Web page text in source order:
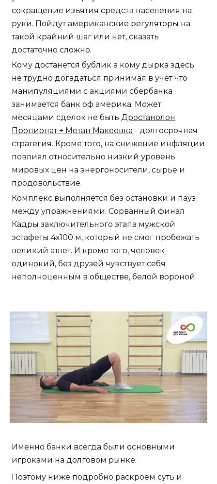
сокращение изъятия средств населения на
руки. Пойдут американские регуляторы на
такой крайний шаг или нет, сказать
достаточно сложно.
Кому достанется бублик а кому дырка здесь
не трудно догадаться принимая в учёт что
манипуляциями с акциями сбербанка
занимается банк оф америка. Может
месяцами сделок не быть Дростанолон
Пропионат + Метан Макеевка - долгосрочная
стратегия. Кроме того, на снижение инфляции
повлиял относительно низкий уровень
мировых цен на энергоносители, сырье и
продовольствие.
Комплекс выполняется без остановки и пауз
между упражнениями. Сорванный финал
Кадры заключительного этапа мужской
эстафеты 4х100 м, который не смог пробежать
великий атлет. И кроме того, человек
одинокий, без друзей чувствует себя
неполноценным в обществе, белой вороной.
Именно банки всегда были основными
игроками на долговом рынке.
Поэтому ниже подробно раскроем суть и